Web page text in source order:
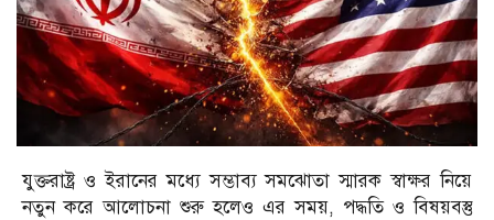
যুক্তরাষ্ট্র ও ইরানের মধ্যে সম্ভাব্য সমঝোতা স্মারক স্বাক্ষর নিয়ে
নতুন করে আলোচনা শুরু হলেও এর সময়, পদ্ধতি ও বিষয়বস্তু